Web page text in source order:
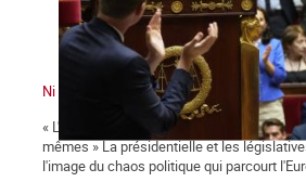
Ni le gouvernement ni l'Assemblée ne
« L'émancipation des travailleurs sera
mêmes » La présidentielle et les
l'image du chaos politique qui parcourt